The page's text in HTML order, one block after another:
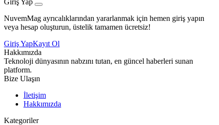
Giriş Yap
NuvemMag ayrıcalıklarından yararlanmak için hemen giriş yapın
veya hesap oluşturun, üstelik tamamen ücretsiz!
Giriş YapKayıt Ol
Hakkımızda
Teknoloji dünyasının nabzını tutan, en güncel haberleri sunan
platform.
Bize Ulaşın
İletişim
Hakkımızda
Kategoriler